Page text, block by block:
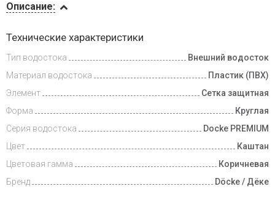
и оплата
Описание:
Технические характеристики
Тип водостока
Внешний водосток
Материал водостока
Пластик (ПВХ)
Элемент
Сетка защитная
Форма
Круглая
Серия водостока
Docke PREMIUM
Цвет
Каштан
Цветовая гамма
Коричневая
Бренд
Döcke / Дёке